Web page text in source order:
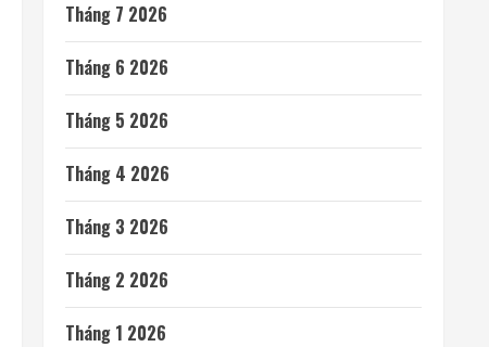
Tháng 7 2026
Tháng 6 2026
Tháng 5 2026
Tháng 4 2026
Tháng 3 2026
Tháng 2 2026
Tháng 1 2026